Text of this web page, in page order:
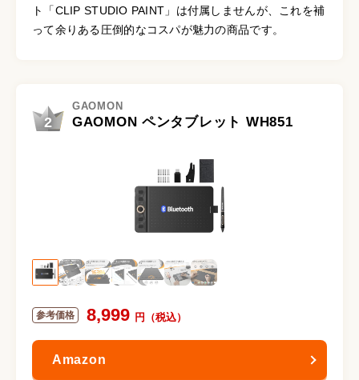
ト「CLIP STUDIO PAINT」は付属しませんが、これを補
って余りある圧倒的なコスパが魅力の商品です。
2
GAOMON
GAOMON ペンタブレット WH851
8,999